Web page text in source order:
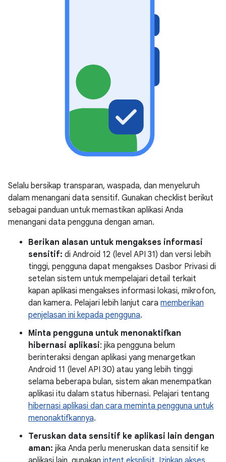
Selalu bersikap transparan, waspada, dan menyeluruh
dalam menangani data sensitif. Gunakan checklist berikut
sebagai panduan untuk memastikan aplikasi Anda
menangani data pengguna dengan aman.
Berikan alasan untuk mengakses informasi
sensitif: di Android 12 (level API 31) dan versi lebih
tinggi, pengguna dapat mengakses Dasbor Privasi di
setelan sistem untuk mempelajari detail terkait
kapan aplikasi mengakses informasi lokasi, mikrofon,
dan kamera. Pelajari lebih lanjut cara memberikan
penjelasan ini kepada pengguna.
Minta pengguna untuk menonaktifkan
hibernasi aplikasi: jika pengguna belum
berinteraksi dengan aplikasi yang menargetkan
Android 11 (level API 30) atau yang lebih tinggi
selama beberapa bulan, sistem akan menempatkan
aplikasi itu dalam status hibernasi. Pelajari tentang
hibernasi aplikasi dan cara meminta pengguna untuk
menonaktifkannya.
Teruskan data sensitif ke aplikasi lain dengan
aman: jika Anda perlu meneruskan data sensitif ke